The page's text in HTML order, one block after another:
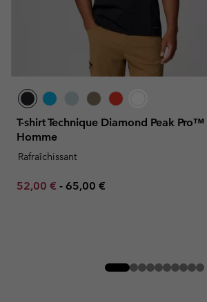
T-shirt Technique Diamond Peak Pro™
Homme
Rafraîchissant
Minimum sale price:
52,00 € - Maximum price:
65,00 €